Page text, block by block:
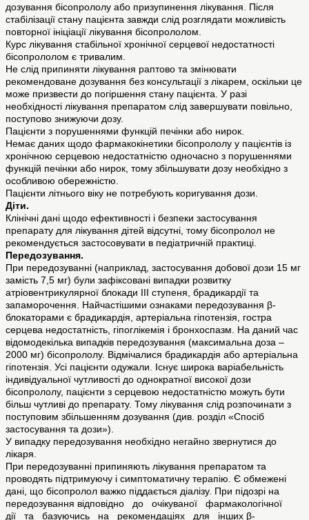
дозування бісопрололу або призупинення лікування. Після
стабілізації стану пацієнта завжди слід розглядати можливість
повторної ініціації лікування бісопрололом.
Курс лікування стабільної хронічної серцевої недостатності
бісопрололом є тривалим.
Не слід припиняти лікування раптово та змінювати
рекомендоване дозування без консультації з лікарем, оскільки це
може призвести до погіршення стану пацієнта. У разі
необхідності лікування препаратом слід завершувати повільно,
поступово знижуючи дозу.
Пацієнти з порушеннями функцій печінки або нирок.
Немає даних щодо фармакокінетики бісопрололу у пацієнтів із
хронічною серцевою недостатністю одночасно з порушеннями
функцій печінки або нирок, тому збільшувати дозу необхідно з
особливою обережністю.
Пацієнти літнього віку не потребують коригування дози.
Діти.
Клінічні дані щодо ефективності і безпеки застосування
препарату для лікування дітей відсутні, тому бісопролол не
рекомендується застосовувати в педіатричній практиці.
Передозування.
При передозуванні (наприклад, застосування добової дози 15 мг
замість 7,5 мг) були зафіксовані випадки розвитку
атріовентрикулярної блокади ІІІ ступеня, брадикардії та
запаморочення. Найчастішими ознаками передозування β-
блокаторами є брадикардія, артеріальна гіпотензія, гостра
серцева недостатність, гіпоглікемія і бронхоспазм. На даний час
відомодекілька випадків передозування (максимальна доза –
2000 мг) бісопрололу. Відмічалися брадикардія або артеріальна
гіпотензія. Усі пацієнти одужали. Існує широка варіабельність
індивідуальної чутливості до однократної високої дози
бісопрололу, пацієнти з серцевою недостатністю можуть бути
більш чутливі до препарату. Тому лікування слід розпочинати з
поступовим збільшенням дозування (див. розділ «Спосіб
застосування та дози»).
У випадку передозування необхідно негайно звернутися до
лікаря.
При передозуванні припиняють лікування препаратом та
проводять підтримуючу і симптоматичну терапію. Є обмежені
дані, що бісопролол важко піддається діалізу. При підозрі на
передозування відповідно до очікуваної фармакологічної
дії та базуючись на рекомендаціях для інших β-